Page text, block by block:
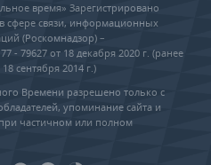
время» Зарегистрировано
сфере связи, информационных
(Роскомнадзор) –
79627 от 18 декабря 2020 г. (ранее
сентября 2014 г.)
Времени разрешено только с
упоминание сайта и
частичном или полном